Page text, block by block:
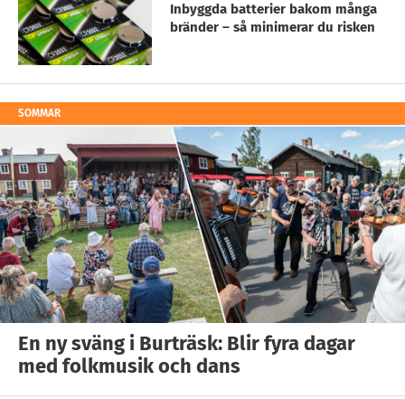
Inbyggda batterier bakom många
bränder – så minimerar du risken
SOMMAR
En ny sväng i Burträsk: Blir fyra dagar
med folkmusik och dans